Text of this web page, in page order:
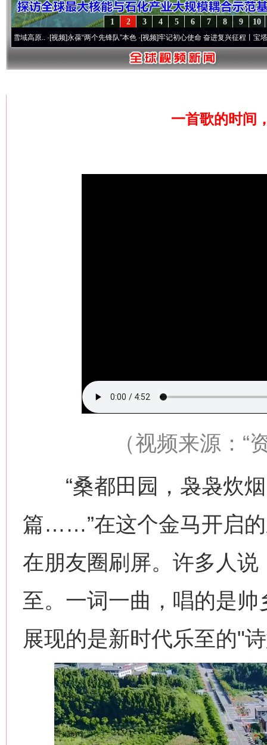
10
9
8
7
6
5
4
3
2
1
高原..·[视频]永葆“两个先锋队”本色·[视频]牢记初心使命 奋进复兴征程丨宝塔山下好
一首歌的时间
（视频来源： “
“桑都田园，袅袅炊
篇……”在这个金马开启
在朋友圈刷屏。许多人
至。一词一曲，唱的是
展现的是新时代乐至的"